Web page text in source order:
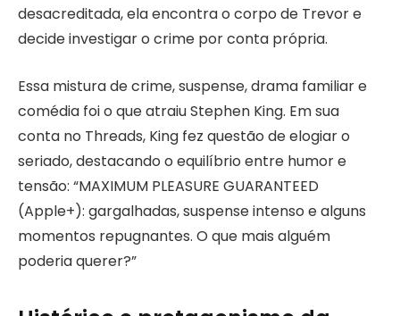
desacreditada, ela encontra o corpo de Trevor e
decide investigar o crime por conta própria.
Essa mistura de crime, suspense, drama familiar e
comédia foi o que atraiu Stephen King. Em sua
conta no Threads, King fez questão de elogiar o
seriado, destacando o equilíbrio entre humor e
tensão: “MAXIMUM PLEASURE GUARANTEED
(Apple+): gargalhadas, suspense intenso e alguns
momentos repugnantes. O que mais alguém
poderia querer?”